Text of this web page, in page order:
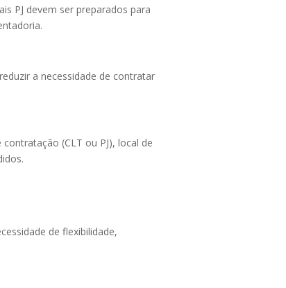
PJ devem ser preparados para
a necessidade de contratar
(CLT ou PJ), local de
de flexibilidade,